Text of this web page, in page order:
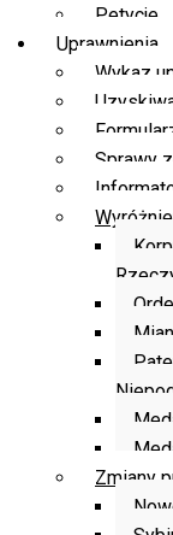
Petycje
Uprawnienia
Wykaz
Sprawy
Zmiany